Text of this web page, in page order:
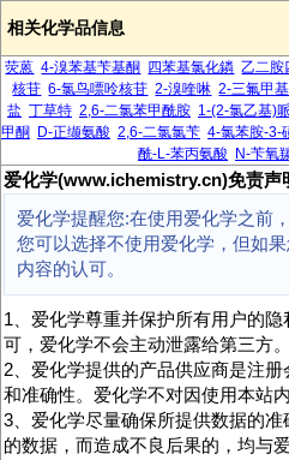
相关化学品信息
荧蒽 4-溴苯基苄基酮 四苯基氯化鏻 乙二胺
核苷 6-氯鸟嘌呤核苷 2-溴喹啉 2-三氟甲
盐 丁草特 2,6-二氯苯甲酰胺 1-(2-氯乙基)
甲酮
D-正缬氨酸 2,6-二氯氯苄 4-氯苯胺-3-
酰-L-苯丙氨酸
N-苄氧
爱化学(www.ichemistry.cn)免责声
爱化学提醒您:在使用爱化学之前
您可以选择不使用爱化学，但如
内容的认可。
1、爱化学尊重并保护所有用户的
可，爱化学不会主动泄露给第三方。
2、爱化学提供的产品供应商是注
和准确性。爱化学不对因使用本站
3、爱化学尽量确保所提供数据的
的数据，而造成不良后果的，均与